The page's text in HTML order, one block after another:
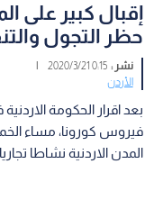
إقبال كبير على
حظر التجول
نشر :0:15 2020/3/21
|
الأردن
بعد اقرار الحكومة
فيروس كورونا، مساء
المدن الاردنية نشاطا